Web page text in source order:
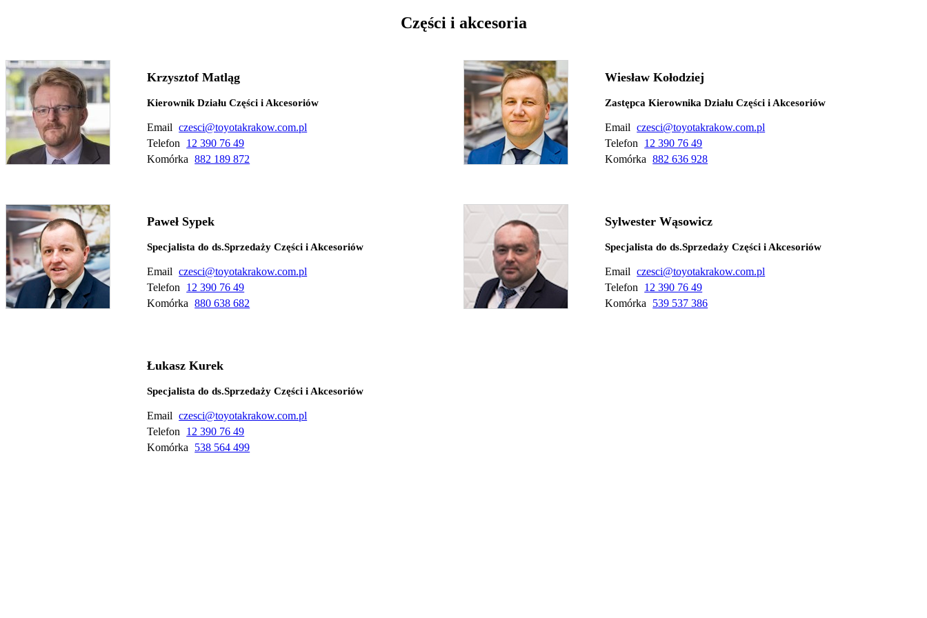
Części i akcesoria
Krzysztof Matląg
Kierownik Działu Części i Akcesoriów
Email czesci@toyotakrakow.com.pl
Telefon
12 390 76 49
Komórka 882 189 872
Wiesław Kołodziej
Zastępca Kierownika Działu Części i Akcesoriów
Email czesci@toyotakrakow.com.pl
Telefon
12 390 76 49
Komórka 882 636 928
Paweł Sypek
Specjalista do ds.Sprzedaży Części i Akcesoriów
Email czesci@toyotakrakow.com.pl
Telefon
12 390 76 49
Komórka 880 638 682
Sylwester Wąsowicz
Specjalista do ds.Sprzedaży Części i Akcesoriów
Email czesci@toyotakrakow.com.pl
Telefon
12 390 76 49
Komórka
539 537 386
Łukasz Kurek
Specjalista do ds.Sprzedaży Części i Akcesoriów
Email czesci@toyotakrakow.com.pl
Telefon
12 390 76 49
Komórka
538 564 499